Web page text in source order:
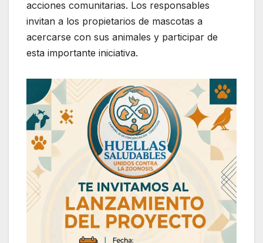
acciones comunitarias. Los responsables
invitan a los propietarios de mascotas a
acercarse con sus animales y participar de
esta importante iniciativa.